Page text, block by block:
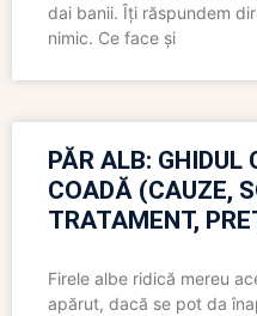
dai banii. Îți răspundem
nimic. Ce face și
PĂR ALB: GHIDUL
COADĂ (CAUZE,
TRATAMENT,
Firele albe ridică mereu
apărut, dacă se pot da